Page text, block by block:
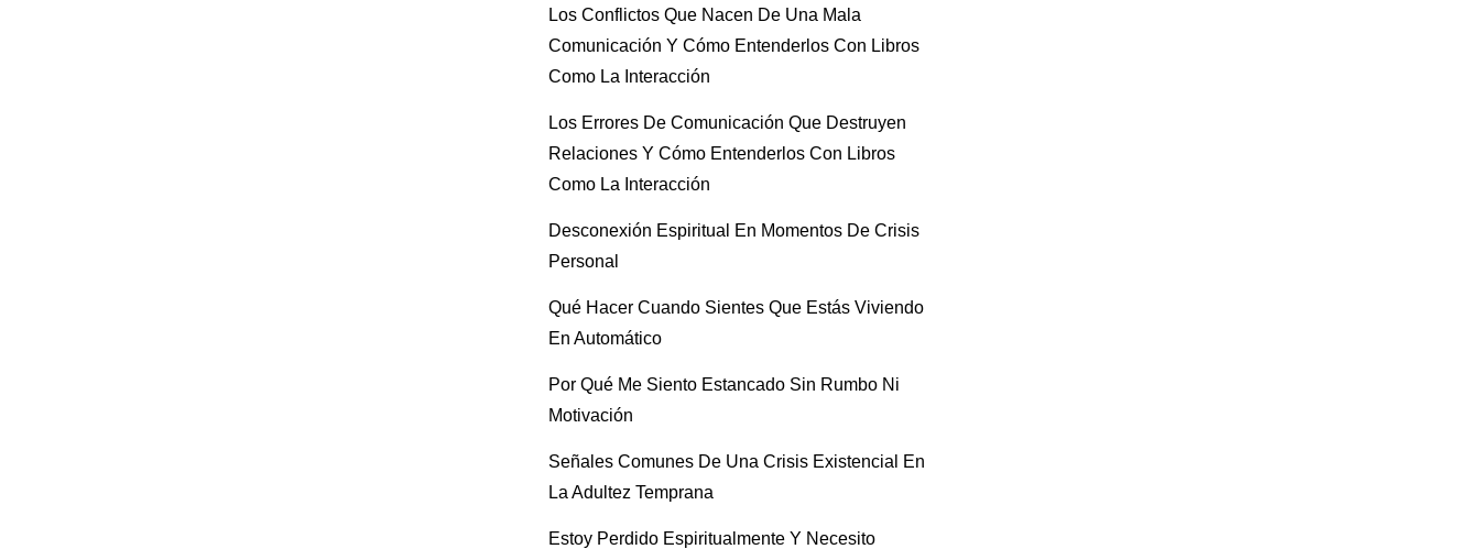
Los Conflictos Que Nacen De Una Mala
Comunicación Y Cómo Entenderlos Con Libros
Como La Interacción
Los Errores De Comunicación Que Destruyen
Relaciones Y Cómo Entenderlos Con Libros
Como La Interacción
Desconexión Espiritual En Momentos De Crisis
Personal
Qué Hacer Cuando Sientes Que Estás Viviendo
En Automático
Por Qué Me Siento Estancado Sin Rumbo Ni
Motivación
Señales Comunes De Una Crisis Existencial En
La Adultez Temprana
Estoy Perdido Espiritualmente Y Necesito